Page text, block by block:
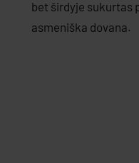
bet širdyje sukurtas
asmeniška dovana.